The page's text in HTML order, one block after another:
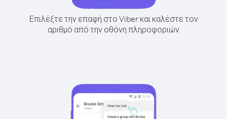
Επιλέξτε την επαφή στο Viber και καλέστε τον
αριθμό από την οθόνη πληροφοριών